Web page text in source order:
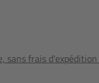
sans frais